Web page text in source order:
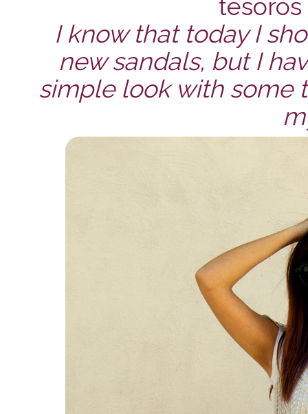
I know that today I
new sandals, but I
simple look with some